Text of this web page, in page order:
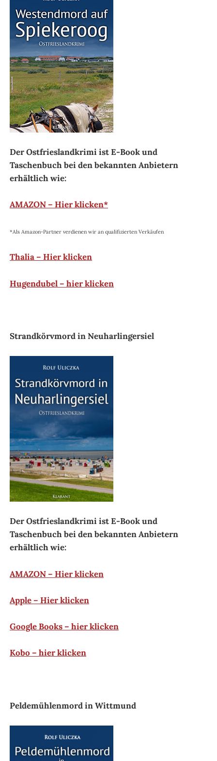
Der Ostfrieslandkrimi ist E-Book und
Taschenbuch bei den bekannten Anbietern
erhältlich wie:
AMAZON – Hier klicken*
*Als Amazon-Partner verdienen wir an qualifizierten Verkäufen
Thalia – Hier klicken
Hugendubel – hier klicken
Strandkörvmord in Neuharlingersiel
Der Ostfrieslandkrimi ist E-Book und
Taschenbuch bei den bekannten Anbietern
erhältlich wie:
AMAZON – Hier klicken
Apple – Hier klicken
Google Books – hier klicken
Kobo – hier klicken
Peldemühlenmord in Wittmund